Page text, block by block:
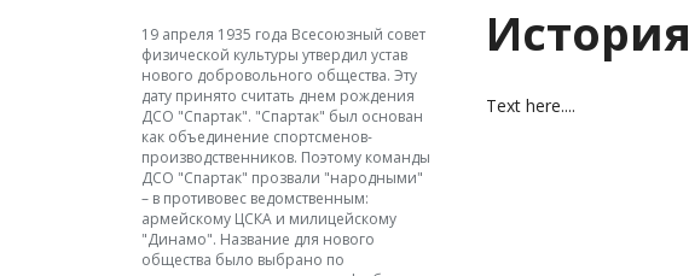
История
Text here....
19 апреля 1935 года Всесоюзный совет
физической культуры утвердил устав
нового добровольного общества. Эту
дату принято считать днем рождения
ДСО "Спартак". "Спартак" был основан
как объединение спортсменов-
производственников. Поэтому команды
ДСО "Спартак" прозвали "народными"
– в противовес ведомственным:
армейскому ЦСКА и милицейскому
"Динамо". Название для нового
общества было выбрано по